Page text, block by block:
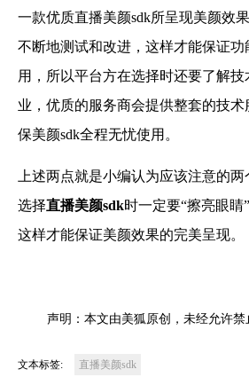
一款优质直播美颜sdk所呈现美颜效
不断地测试和改进，这样才能保证功
用，所以平台方在选择时还要了解
业，优质的服务商会提供整套的技
保美颜sdk全程无忧使用。
上述两点就是小编认为应该注意的
选择直播美颜sdk时一定要“擦亮眼睛
这样才能保证美颜效果的完美呈现。
声明：本文由美狐原创，未经允许禁
文本标签: 直播美颜sdk